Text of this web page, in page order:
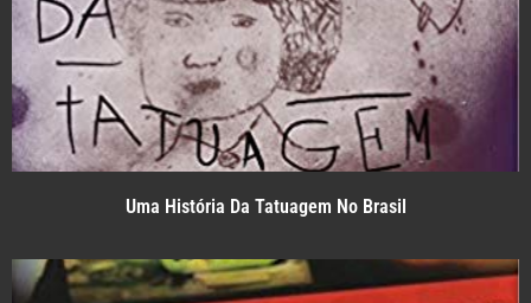
Uma História Da Tatuagem No Brasil